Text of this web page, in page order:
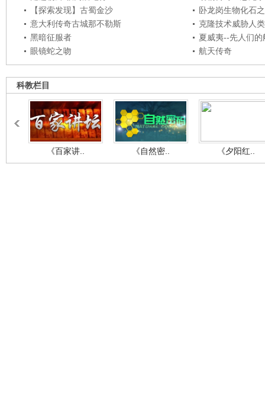
【探索发现】古蜀金沙
卧龙岗生物化石
意大利传奇古城那不勒斯
克隆技术威胁人
黑暗征服者
夏威夷--先人们的
眼镜蛇之吻
航天传奇
科教栏目
《百家讲.. 《自然密.. 《夕阳红..